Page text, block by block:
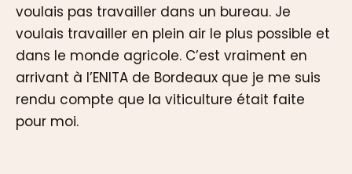
voulais pas travailler dans un bureau. Je
voulais travailler en plein air le plus possible et
dans le monde agricole. C’est vraiment en
arrivant à l’ENITA de Bordeaux que je me suis
rendu compte que la viticulture était faite
pour moi.